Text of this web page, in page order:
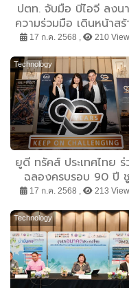
ปตท. จับมือ บีไอจี ลงน
ความร่วมมือ เดินหน้าสร้
โรงแยกอากาศแห่งที่
17 ก.ค. 2568 , 210
Technology
ยูดี ทรัคส์ ประเทศไทย ร่
ฉลองครบรอบ 90 ปี ชู
แนวคิด “Better
พร้อมเปิดรับนักลงทุนข
เครือข่ายศูนย์บริการ
ครอบคลุมทั่วประเทศ
17 ก.ค. 2568 , 213
Technology